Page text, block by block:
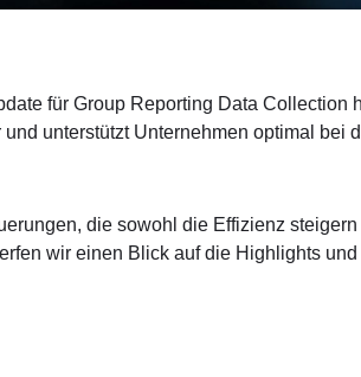
für Group Reporting Data Collection
unterstützt Unternehmen optimal bei
die sowohl die Effizienz
wir einen Blick auf die Highlights